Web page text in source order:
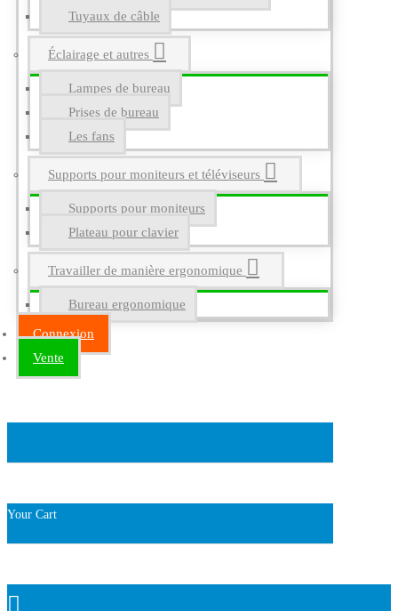
Tuyaux de câble
Éclairage et autres
Lampes de bureau
Prises de bureau
Les fans
Supports pour moniteurs et téléviseurs
Supports pour moniteurs
Plateau pour clavier
Travailler de manière ergonomique
Bureau ergonomique
Connexion
Vente
Your Cart